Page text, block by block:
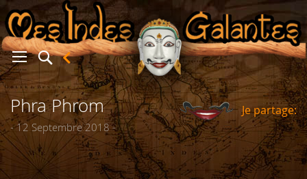
Phra Phrom
- 12 Septembre 2018 -
Je partage: